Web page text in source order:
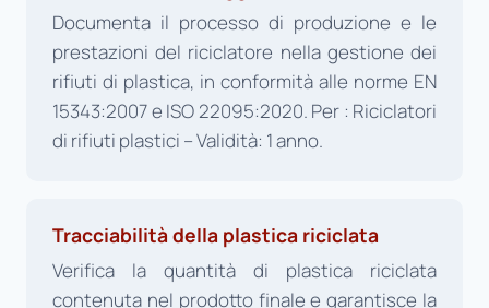
Documenta il processo di produzione e le
prestazioni del riciclatore nella gestione dei
rifiuti di plastica, in conformità alle norme EN
15343:2007 e ISO 22095:2020. Per : Riciclatori
di rifiuti plastici – Validità: 1 anno.
Tracciabilità della plastica riciclata
Verifica la quantità di plastica riciclata
contenuta nel prodotto finale e garantisce la